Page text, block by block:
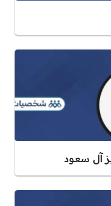
آل سعود